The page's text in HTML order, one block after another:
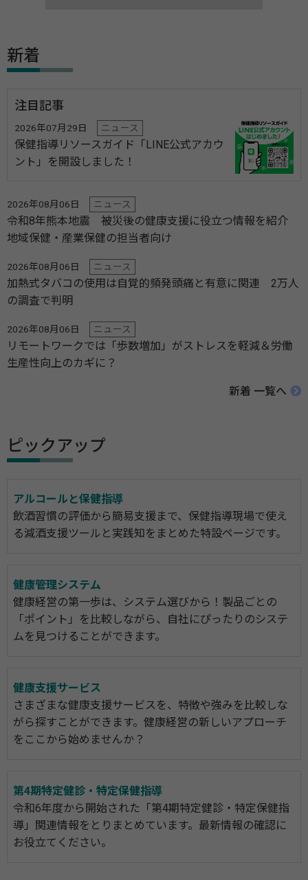
新着
注目記事
2026年07月29日 ニュース
保健指導リソースガイド「LINE公式アカウ
ント」を開設しました！
2026年08月06日 ニュース
令和8年熊本地震 被災後の健康支援に役立つ情報を紹介
地域保健・産業保健の担当者向け
2026年08月06日 ニュース
加熱式タバコの使用は自覚的頻発頭痛と有意に関連 2万人
の調査で判明
2026年08月06日 ニュース
リモートワークでは「歩数増加」がストレスを軽減＆労働
生産性向上のカギに？
新着 一覧へ
ピックアップ
アルコールと保健指導
飲酒習慣の評価から簡易支援まで、保健指導現場で使え
る減酒支援ツールと実践知をまとめた特設ページです。
健康管理システム
健康経営の第一歩は、システム選びから！製品ごとの
「ポイント」を比較しながら、自社にぴったりのシステ
ムを見つけることができます。
健康支援サービス
さまざまな健康支援サービスを、特徴や強みを比較しな
がら探すことができます。健康経営の新しいアプローチ
をここから始めませんか？
第4期特定健診・特定保健指導
令和6年度から開始された「第4期特定健診・特定保健指
導」関連情報をとりまとめています。最新情報の確認に
お役立てください。